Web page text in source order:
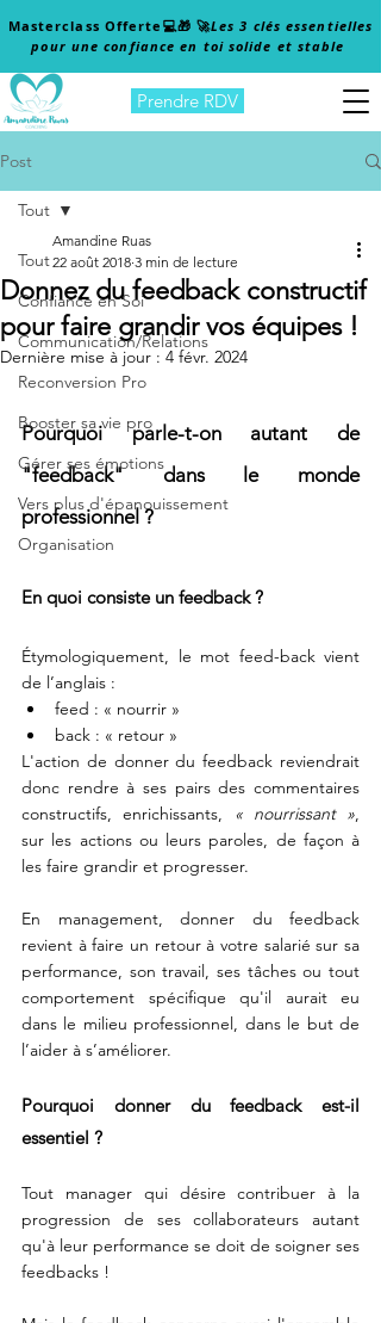
Masterclass Offerte 💻🎁 🚀Les 3 clés essentielles
pour une confiance en toi solide et stable
Prendre RDV
Post
Tout
Confiance en Soi
Communication/Relations
Reconversion Pro
Booster sa vie pro
Gérer ses émotions
Vers plus d'épanouissement
Organisation
Tout
Donnez du feedback constructif
pour faire grandir vos équipes !
Amandine Ruas
22 août 2018 3 min de lecture
Dernière mise à jour : 4 févr. 2024
Pourquoi parle-t-on autant de
"feedback" dans le monde
professionnel ?
En quoi consiste un feedback ?
Étymologiquement, le mot feed-back vient
de l’anglais :
feed : « nourrir »
back : « retour »
L'action de donner du feedback reviendrait
donc rendre à ses pairs des commentaires
constructifs, enrichissants, « nourrissant »,
sur les actions ou leurs paroles, de façon à
les faire grandir et progresser.
En management, donner du feedback
revient à faire un retour à votre salarié sur sa
performance, son travail, ses tâches ou tout
comportement spécifique qu'il aurait eu
dans le milieu professionnel, dans le but de
l’aider à s’améliorer.
Pourquoi donner du feedback est-il
essentiel ?
Tout manager qui désire contribuer à la
progression de ses collaborateurs autant
qu'à leur performance se doit de soigner ses
feedbacks !